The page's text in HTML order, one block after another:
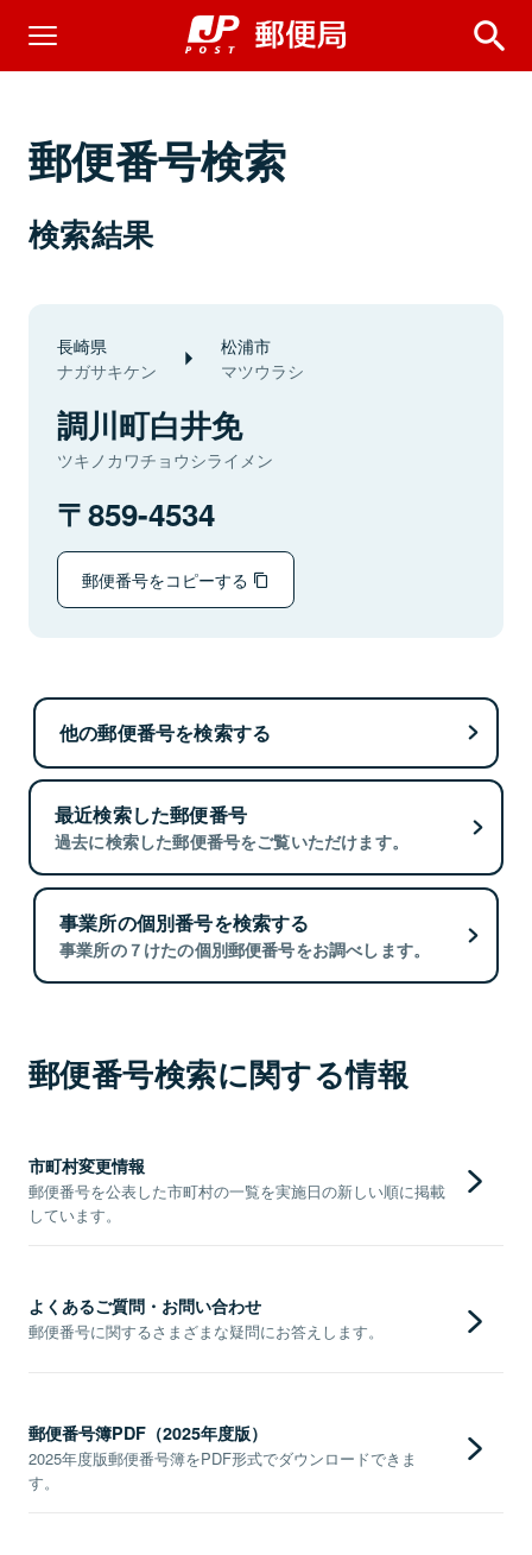
郵便番号検索
検索結果
長崎県
ナガサキケン
松浦市
マツウラシ
調川町白井免
ツキノカワチョウシライメン
859-4534
郵便番号をコピーする
他の郵便番号を検索する
最近検索した郵便番号
過去に検索した郵便番号をご覧いただけます。
事業所の個別番号を検索する
事業所の７けたの個別郵便番号をお調べします。
郵便番号検索に関する情報
市町村変更情報
郵便番号を公表した市町村の一覧を実施日の新しい順に掲載
しています。
よくあるご質問・お問い合わせ
郵便番号に関するさまざまな疑問にお答えします。
郵便番号簿PDF（2025年度版）
2025年度版郵便番号簿をPDF形式でダウンロードできま
す。